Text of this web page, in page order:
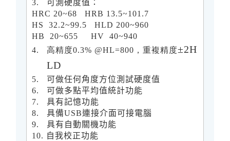
3.
可測硬度值：
HRC 20~68 HRB 13.5~101.7
HS 32.2~99.5 HLD 200~960
HB 20~655 HV 40~940
4.
高精度0.3% @HL=800，重複精度±2H
LD
5.
可做任何角度方位測試硬度值
6.
可做多點平均值統計功能
7.
具有記憶功能
8.
具備USB連接介面可接電腦
9.
具有自動關機功能
10. 自我校正功能